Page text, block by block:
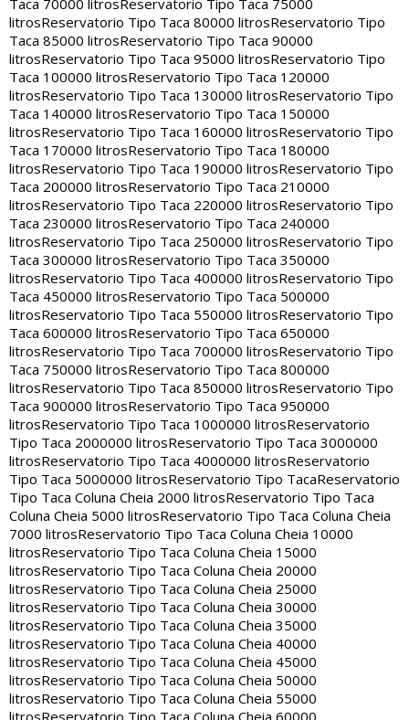
Taca 70000 litros Reservatorio Tipo Taca 75000
litrosReservatorio Tipo Taca 80000 litrosReservatorio Tipo
Taca 85000 litrosReservatorio Tipo Taca 90000
litrosReservatorio Tipo Taca 95000 litrosReservatorio Tipo
Taca 100000 litrosReservatorio Tipo Taca 120000
litrosReservatorio Tipo Taca 130000 litrosReservatorio Tipo
Taca 140000 litrosReservatorio Tipo Taca 150000
litrosReservatorio Tipo Taca 160000 litrosReservatorio Tipo
Taca 170000 litrosReservatorio Tipo Taca 180000
litrosReservatorio Tipo Taca 190000 litrosReservatorio Tipo
Taca 200000 litrosReservatorio Tipo Taca 210000
litrosReservatorio Tipo Taca 220000 litrosReservatorio Tipo
Taca 230000 litrosReservatorio Tipo Taca 240000
litrosReservatorio Tipo Taca 250000 litrosReservatorio Tipo
Taca 300000 litrosReservatorio Tipo Taca 350000
litrosReservatorio Tipo Taca 400000 litrosReservatorio Tipo
Taca 450000 litrosReservatorio Tipo Taca 500000
litrosReservatorio Tipo Taca 550000 litrosReservatorio Tipo
Taca 600000 litrosReservatorio Tipo Taca 650000
litrosReservatorio Tipo Taca 700000 litrosReservatorio Tipo
Taca 750000 litrosReservatorio Tipo Taca 800000
litrosReservatorio Tipo Taca 850000 litrosReservatorio Tipo
Taca 900000 litrosReservatorio Tipo Taca 950000
litrosReservatorio Tipo Taca 1000000 litrosReservatorio
Tipo Taca 2000000 litrosReservatorio Tipo Taca 3000000
litrosReservatorio Tipo Taca 4000000 litrosReservatorio
Tipo Taca 5000000 litrosReservatorio Tipo TacaReservatorio
Tipo Taca Coluna Cheia 2000 litrosReservatorio Tipo Taca
Coluna Cheia 5000 litrosReservatorio Tipo Taca Coluna Cheia
7000 litrosReservatorio Tipo Taca Coluna Cheia 10000
litrosReservatorio Tipo Taca Coluna Cheia 15000
litrosReservatorio Tipo Taca Coluna Cheia 20000
litrosReservatorio Tipo Taca Coluna Cheia 25000
litrosReservatorio Tipo Taca Coluna Cheia 30000
litrosReservatorio Tipo Taca Coluna Cheia 35000
litrosReservatorio Tipo Taca Coluna Cheia 40000
litrosReservatorio Tipo Taca Coluna Cheia 45000
litrosReservatorio Tipo Taca Coluna Cheia 50000
litrosReservatorio Tipo Taca Coluna Cheia 55000